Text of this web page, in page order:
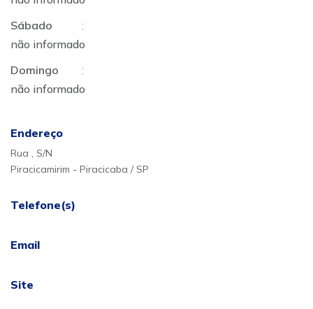
Sábado
:
não informado
Domingo
:
não informado
Endereço
Rua , S/N
Piracicamirim - Piracicaba / SP
Telefone(s)
Email
Site